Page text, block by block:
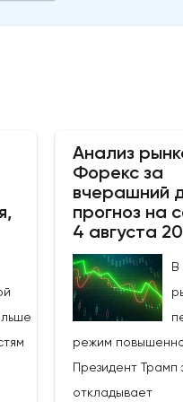
Анализ
Форекс за
вчерашний
прогноз на
4 августа
В
режим
Президент Трамп
откладывает